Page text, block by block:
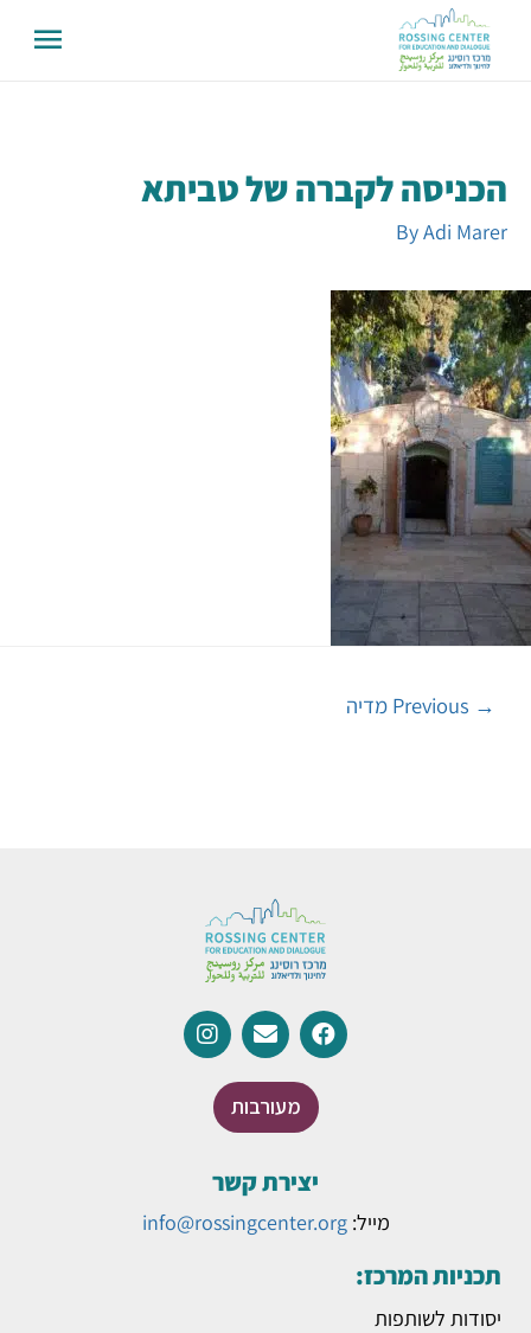
הכניסה לקברה של טביתא
ByAdi Marer
→
מעורבות
יצירת קשר
מייל:info@rossingcenter.org
תכניות המרכז:
יסודות לשותפות